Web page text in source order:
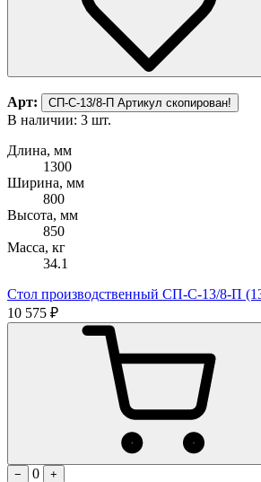
Арт: СП-С-13/8-П Артикул скопирован!
В наличии: 3 шт.
Длина, мм
1300
Ширина, мм
800
Высота, мм
850
Масса, кг
34.1
Стол производственный СП-С-13/8-П
10 575 ₽
−
0 +